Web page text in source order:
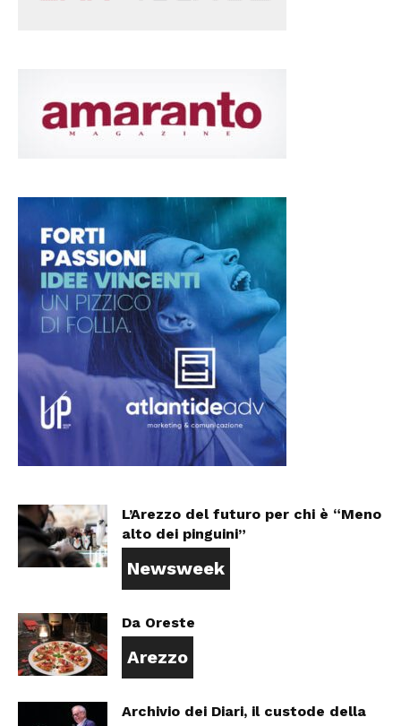
L’Arezzo del futuro per chi è “Meno
alto dei pinguini”
Newsweek
Da Oreste
Arezzo
Archivio dei Diari, il custode della